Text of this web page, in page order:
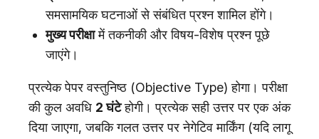
समसामयिक घटनाओं से संबंधित प्रश्न शामिल होंगे।
मुख्य परीक्षामें तकनीकी और विषय-विशेष प्रश्न पूछे
जाएंगे।
प्रत्येक पेपर वस्तुनिष्ठ (Objective Type) होगा। परीक्षा
की कुल अवधि 2 घंटेहोगी। प्रत्येक सही उत्तर पर एक अंक
दिया जाएगा, जबकि गलत उत्तर पर नेगेटिव मार्किंग (यदि लागू